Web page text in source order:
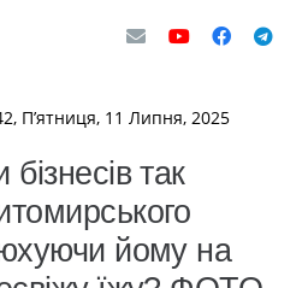
П’ятниця, 11 Липня, 2025
так
йому на